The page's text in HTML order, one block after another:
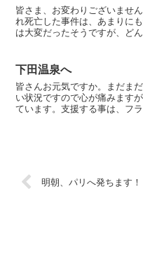
皆さま、お変わりございませ
れ死亡した事件は、あまりに
は大変だったそうですが、ど
下田温泉へ
皆さんお元気ですか。まだま
い状況ですので心が痛みます
ています。支援する事は、フ
明朝、パリへ発ちます！